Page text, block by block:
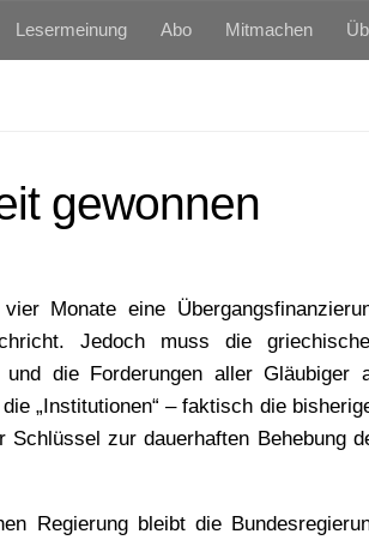
Lesermeinung Abo Mitmachen
gewonnen
Monate eine
Jedoch muss die
die Forderungen aller Gläubiger
„Institutionen“ – faktisch die
zur dauerhaften Behebung
Regierung bleibt die